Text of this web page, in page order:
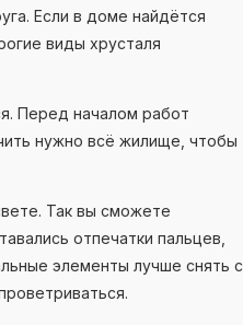
Если в доме найдётся
виды хрусталя
Перед началом работ
нужно всё жилище, чтобы
Так вы сможете
отпечатки пальцев,
элементы лучше снять с